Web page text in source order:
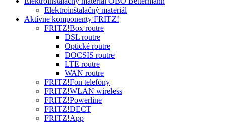
Elektroinštalačný materiál
Aktívne komponenty FRITZ!
FRITZ!Box routre
DSL routre
Optické routre
DOCSIS routre
LTE routre
WAN routre
FRITZ!Fon telefóny
FRITZ!WLAN wireless
FRITZ!Powerline
FRITZ!DECT
FRITZ!App